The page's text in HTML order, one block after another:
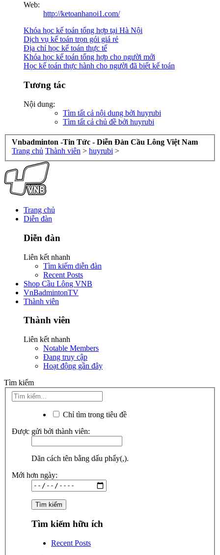
Web:
http://ketoanhanoi1.com/
Khóa học kế toán tổng hợp tại Hà Nội
Dịch vụ kế toán trọn gói giá rẻ
Địa chỉ học kế toán thực tế
Khóa học kế toán tổng hợp cho người mới
Học kế toán thực hành cho người đã biết kế toán
Tương tác
Nội dung:
Tìm tất cả nội dung bởi huyrubi
Tìm tất cả chủ đề bởi huyrubi
Vnbadminton -Tin Tức - Diễn Đàn Cầu Lông Việt Nam
Trang chủ Thành viên > huyrubi >
Trang chủ
Diễn đàn
Diễn đàn
Liên kết nhanh
Tìm kiếm diễn đàn
Recent Posts
Shop Cầu Lông VNB
VnBadmintonTV
Thành viên
Thành viên
Liên kết nhanh
Notable Members
Đang truy cập
Hoạt động gần đây
Tìm kiếm
Chỉ tìm trong tiêu đề
Được gửi bởi thành viên:
Dãn cách tên bằng dấu phẩy(,).
Mới hơn ngày:
Tìm kiếm hữu ích
Recent Posts